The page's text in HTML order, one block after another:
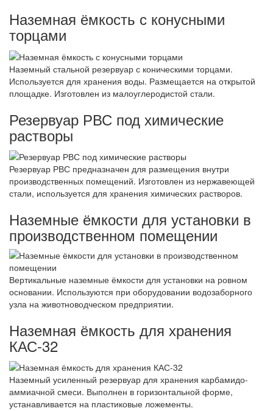
Наземная ёмкость с конусными
торцами
Наземный стальной резервуар с коническими торцами.
Используется для хранения воды. Размещается на открытой
площадке. Изготовлен из малоуглеродистой стали.
Резервуар РВС под химические
растворы
Резервуар РВС предназначен для размещения внутри
производственных помещений. Изготовлен из нержавеющей
стали, используется для хранения химических растворов.
Наземные ёмкости для установки в
производственном помещении
Вертикальные наземные ёмкости для установки на ровном
основании. Используются при оборудовании водозаборного
узла на животноводческом предприятии.
Наземная ёмкость для хранения
КАС-32
Наземный усиленный резервуар для хранения карбамидо-
аммиачной смеси. Выполнен в горизонтальной форме,
устанавливается на пластиковые ложементы.